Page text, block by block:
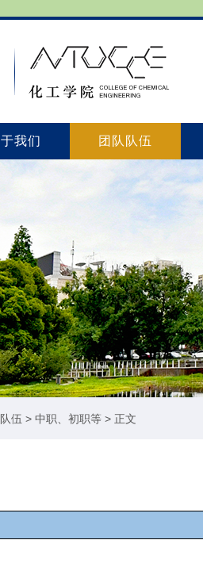
我们 团队队伍
伍 > 中职、初职等 > 正文